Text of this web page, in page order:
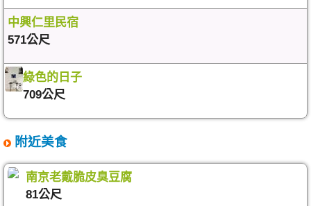
中興仁里民宿
571公尺
綠色的日子
709公尺
附近美食
南京老戴脆皮臭豆腐
81公尺